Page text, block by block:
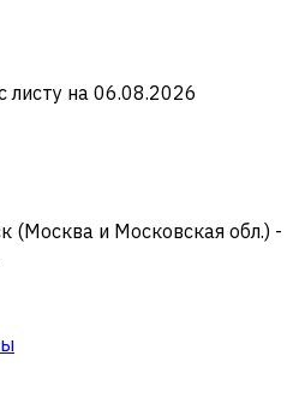
листу на 06.08.2026
(Москва и Московская обл.) -